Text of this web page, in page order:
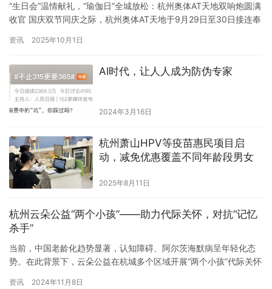
“生日会”温情献礼，“瑜伽日”全城放松：杭州奥体AT天地双响炮圆满
收官 国庆双节同庆之际，杭州奥体AT天地于9月29日至30日接连奉
动与“瑜见你我 伽倍快乐”瑜伽活动的身心疗愈，成功接棒启幕音乐
聚点的强大吸引力。 “深深的生日会”：一场双向…
资讯 2025年10月1日
AI时代，让人人成为防伪专家
2024年3月16日
杭州萧山HPV等疫苗惠民项目启
动，减免优惠覆盖不同年龄段男女
2025年8月11日
杭州云朵公益“两个小孩”——助力代际关怀，对抗“记忆
杀手”
当前，中国老龄化趋势显著，认知障碍、阿尔茨海默病呈年轻化态
势。在此背景下，云朵公益在杭城多个区域开展“两个小孩”代际关怀
资讯 2024年11月8日